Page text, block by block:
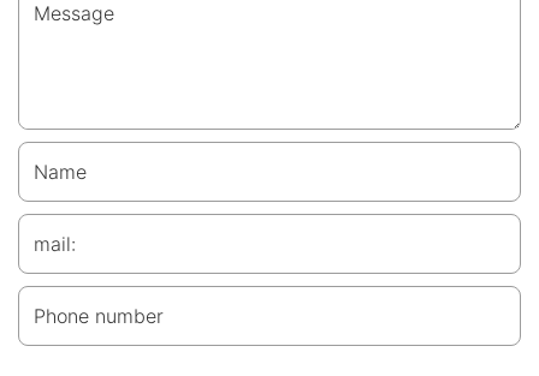
Message
Name
mail:
Phone number